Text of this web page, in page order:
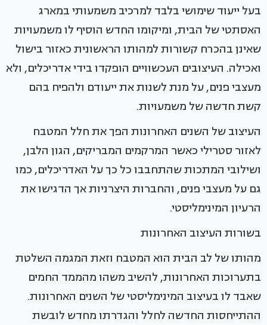
בעל ייעוד שימושי בלבד למרכיב משמעותי במארג
האסתטי של הבית, ומיקומו החדש הוסיף לו משמעויות
שאינן בהכרח קשורות למהותו הראשונית כאזור בישול
ואכילה. העיצובים העכשוויים הופקדו בידי אדריכלים, ולא
מעצבי פנים, על מנת לשנות את ייעודם ולהפיח בהם
קשת חדשה של משמעויות.
העיצוב של השנים האחרונות הפך את חלל המטבח
לאזור סטרילי כאשר המרקמים המבריקים, הגון הלבן,
ושילובי המתכות שהתחבבו כל כך על האדריכלים, כמו
גם על מעצבי פנים, והחברות היצרניות אך הדגישו את
הרעיון המינימליסטי.
בשורות העיצוב האחרונות
מהותו של לב הבית הוא המטבח וזאת המגמה השלטת
בתערוכות האחרונות, להשיב משהו מהממד החמים
שאבד לו בעיצוב המינימליסטי של השנים האחרונות.
ההתייחסות החדשה לחלל והגדרתו מחדש לובשת